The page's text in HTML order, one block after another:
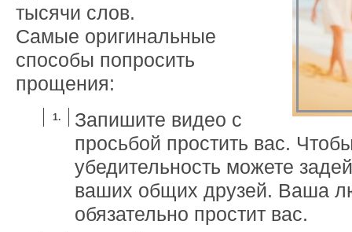
тысячи слов.
Самые оригинальные
способы попросить
прощения:
Запишите видео с
просьбой простить вас.
убедительность можете
ваших общих друзей. Ваша
обязательно простит вас.